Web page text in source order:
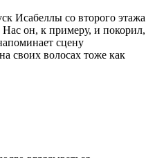
Исабеллы со второго этажа
он, к примеру, и покорил,
сцену
своих волосах тоже как